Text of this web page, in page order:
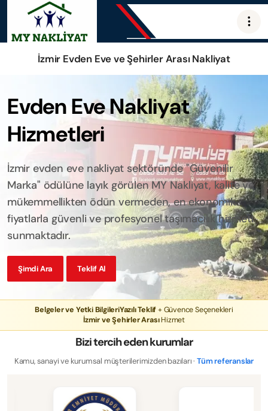
İzmir Evden Eve ve Şehirler Arası Nakliyat
Evden Eve Nakliyat
Hizmetleri
İzmir evden eve nakliyat sektöründe "Güvenilir
Marka" ödülüne layık görülen MY Nakliyat, kalite ve
mükemmellikten ödün vermeden, en ekonomik
fiyatlarla güvenli ve profesyonel taşımacılık hizmeti
sunmaktadır.
Şimdi Ara Teklif Al
Belgeler ve Yetki BilgileriYazılı Teklif+ Güvence Seçenekleri
İzmir ve Şehirler ArasıHizmet
Bizi tercih eden kurumlar
Kamu, sanayi ve kurumsal müşterilerimizden bazıları ·Tüm referanslar